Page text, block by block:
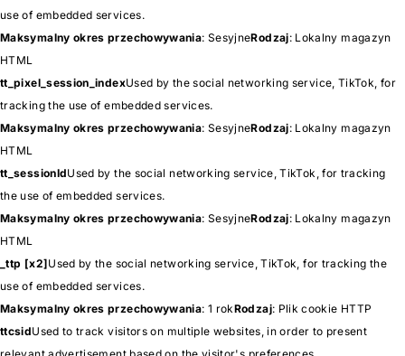
use of embedded services.
Maksymalny okres przechowywania: SesyjneRodzaj: Lokalny magazyn
HTML
tt_pixel_session_indexUsed by the social networking service, TikTok, for
tracking the use of embedded services.
Maksymalny okres przechowywania: SesyjneRodzaj: Lokalny magazyn
HTML
tt_sessionIdUsed by the social networking service, TikTok, for tracking
the use of embedded services.
Maksymalny okres przechowywania: SesyjneRodzaj: Lokalny magazyn
HTML
_ttp [x2]Used by the social networking service, TikTok, for tracking the
use of embedded services.
Maksymalny okres przechowywania: 1 rokRodzaj: Plik cookie HTTP
ttcsidUsed to track visitors on multiple websites, in order to present